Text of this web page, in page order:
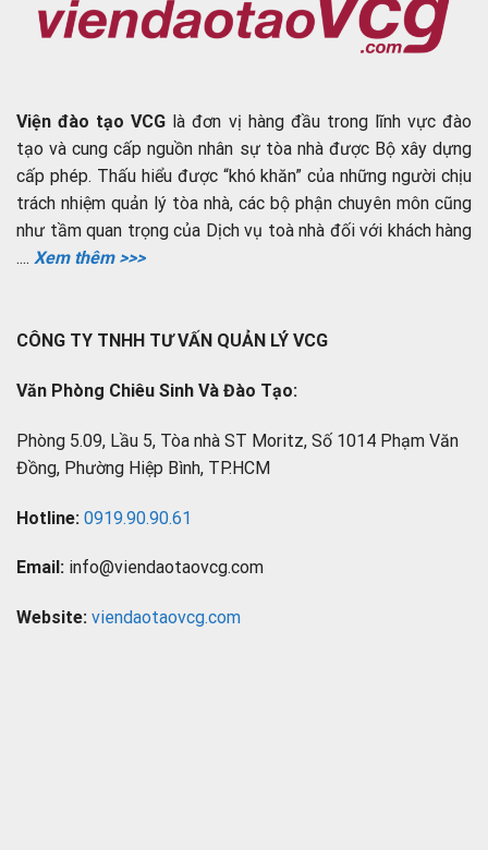
Viện đào tạo VCG là đơn vị hàng đầu trong lĩnh vực đào
tạo và cung cấp nguồn nhân sự tòa nhà được Bộ xây dựng
cấp phép. Thấu hiểu được “khó khăn” của những người chịu
trách nhiệm quản lý tòa nhà, các bộ phận chuyên môn cũng
như tầm quan trọng của Dịch vụ toà nhà đối với khách hàng
.... Xem thêm >>>
CÔNG TY TNHH TƯ VẤN QUẢN LÝ VCG
Văn Phòng Chiêu Sinh Và Đào Tạo:
Phòng 5.09, Lầu 5, Tòa nhà ST Moritz, Số 1014 Phạm Văn
Đồng, Phường Hiệp Bình, TP.HCM
Hotline: 0919.90.90.61
Email: info@viendaotaovcg.com
Website: viendaotaovcg.com